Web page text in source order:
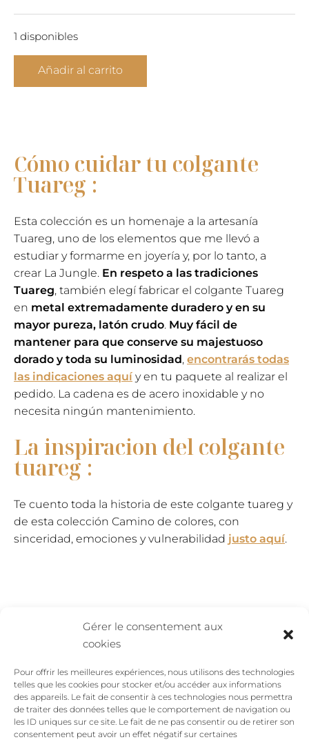
Gérer le consentement aux
cookies
Pour offrir les meilleures expériences, nous utilisons des technologies
telles que les cookies pour stocker et/ou accéder aux informations
des appareils. Le fait de consentir à ces technologies nous permettra
de traiter des données telles que le comportement de navigation ou
les ID uniques sur ce site. Le fait de ne pas consentir ou de retirer son
consentement peut avoir un effet négatif sur certaines
1 disponibles
Colgante
Añadir al carrito
Cómo cuidar tu colgante
Tuareg :
Esta colección es un homenaje a la artesanía
Tuareg, uno de los elementos que me llevó a
estudiar y formarme en joyería y, por lo tanto, a
crear La Jungle. En respeto a las tradiciones
Tuareg, también elegí fabricar el colgante Tuareg
en metal extremadamente duradero y en su
mayor pureza, latón crudo. Muy fácil de
mantener para que conserve su majestuoso
dorado y toda su luminosidad, encontrarás todas
las indicaciones aquí y en tu paquete al realizar el
pedido. La cadena es de acero inoxidable y no
necesita ningún mantenimiento.
La inspiracion del colgante
tuareg :
Te cuento toda la historia de este colgante tuareg y
de esta colección Camino de colores, con
sinceridad, emociones y vulnerabilidad justo aquí.
Valoraciones
No hay valoraciones aún.
Sé el primero en valorar “Colgante Tuareg –
collar largo”